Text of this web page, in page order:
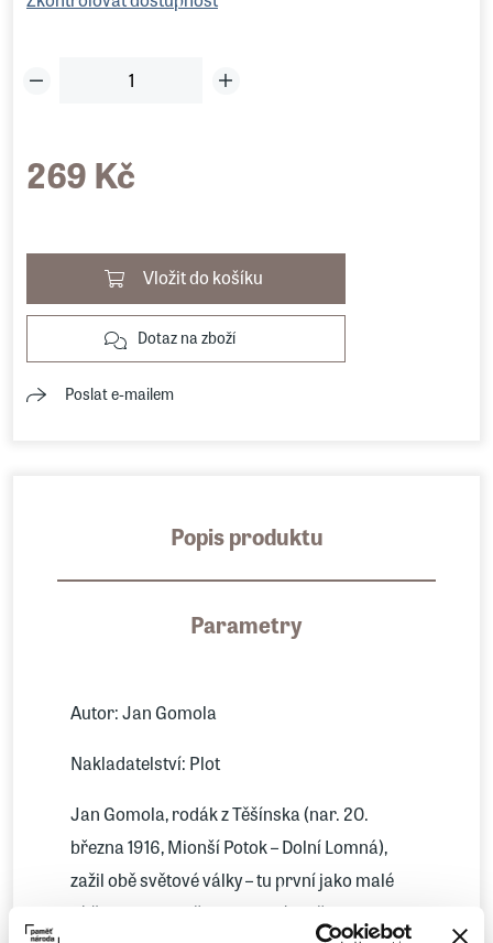
269 Kč
Vložit do košíku
Dotaz na zboží
Poslat e-mailem
Popis produktu
Parametry
Autor: Jan Gomola
Nakladatelství: Plot
Jan Gomola, rodák z Těšínska (nar. 20.
března 1916, Mionší Potok – Dolní Lomná),
zažil obě světové války – tu první jako malé
dítě, tu druhou již jako mladý muž. Jeho